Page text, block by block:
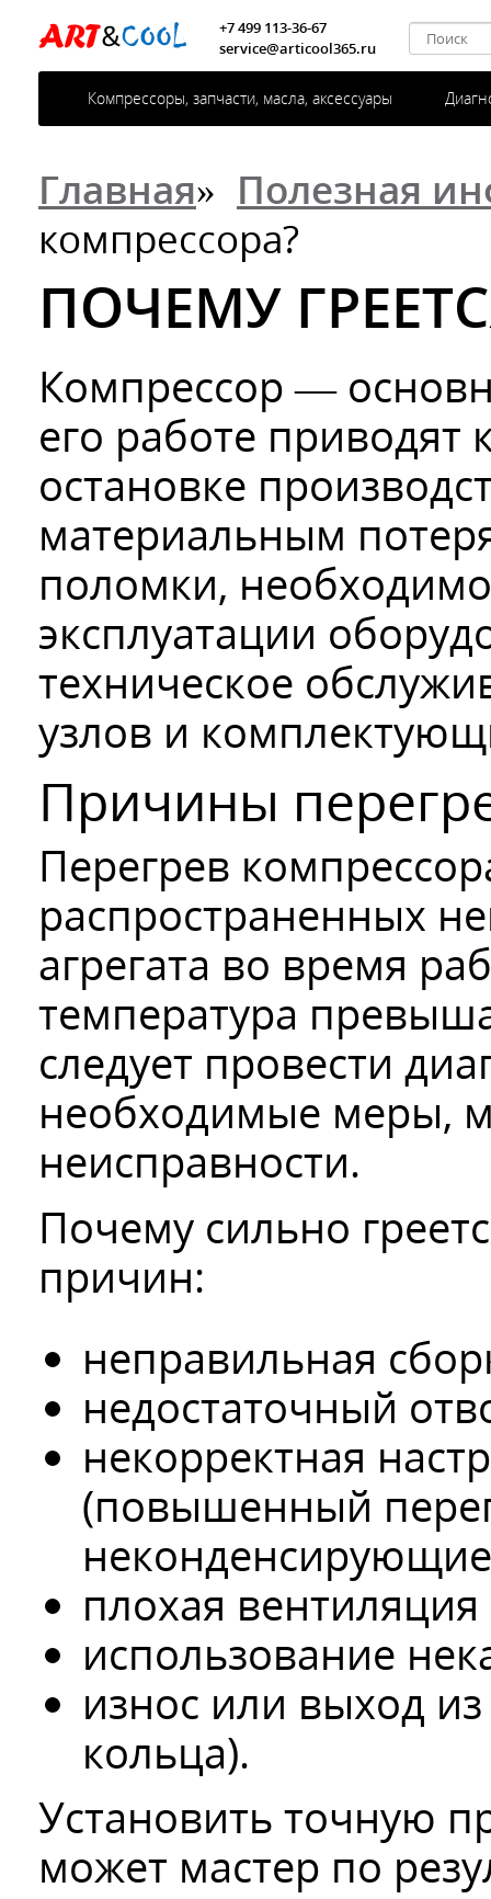
Компрессоры, запчасти, масла, аксессуары
+7 499 113-36-67
service@articool365.ru
Главная» Полезная
компрессора?
ПОЧЕМУ
Компрессор —
его работе
остановке
материальным
поломки,
эксплуатации
техническое
узлов и
Причины
Перегрев
распространенных
агрегата во время
температура
следует провести
необходимые меры,
неисправности.
Почему сильно
причин:
неправильная
недостаточный
некорректная
(повышенный
плохая
использование
износ или выход
кольца).
Установить точную
может мастер по